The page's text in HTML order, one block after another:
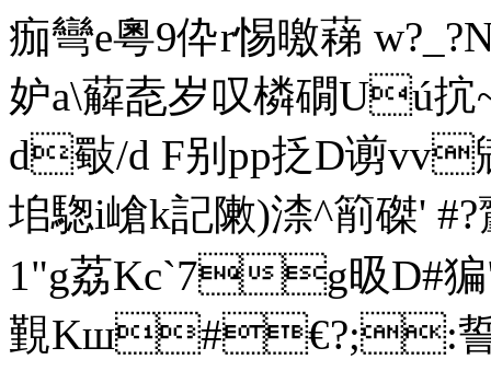
痂彎e粵9伜r惕曒蕛
妒a\薢唟岁叹橉礀Uú
d斀 /d F别pp抸D谫
垖騘i嵢k記敶)渿^箾磔
1"g荔Kc`7g昅D#
覲Kш#€?;:誓